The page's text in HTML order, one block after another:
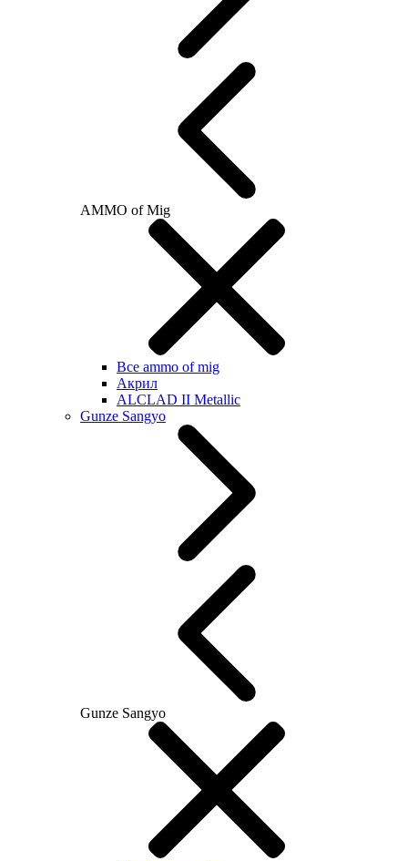
AMMO of Mig
Все ammo of mig
Акрил
ALCLAD II Metallic
Gunze Sangyo
Gunze Sangyo